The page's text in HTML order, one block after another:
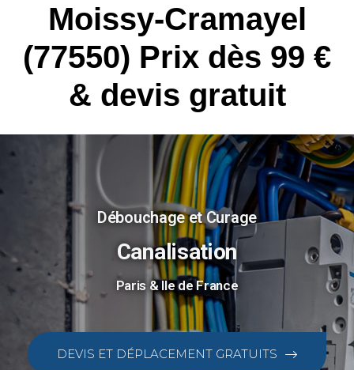
Moissy-Cramayel
(77550) Prix dès 99 €
& devis gratuit
Débouchage et Curage
Canalisation
Paris & Ile de France
DEVIS ET DÉPLACEMENT GRATUITS